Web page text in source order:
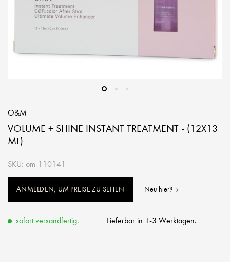
O&M
VOLUME + SHINE INSTANT TREATMENT - (12X13
ML)
SKU: om-110141
ANMELDEN, UM PREISE ZU SEHEN Neu hier?
sofort versandfertig. Lieferbar in 1-3 Werktagen.